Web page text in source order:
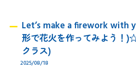
Let’s make a firework with
形で花火を作ってみよう！
クラス)
2025/08/18